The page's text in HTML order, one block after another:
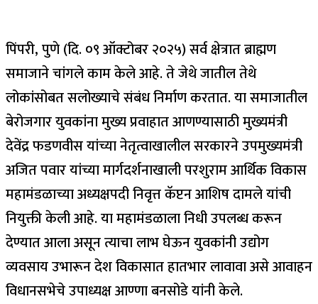
पिंपरी, पुणे (दि. ०९ ऑक्टोबर २०२५) सर्व क्षेत्रात ब्राह्मण
समाजाने चांगले काम केले आहे. ते जेथे जातील तेथे
लोकांसोबत सलोख्याचे संबंध निर्माण करतात. या समाजातील
बेरोजगार युवकांना मुख्य प्रवाहात आणण्यासाठी मुख्यमंत्री
देवेंद्र फडणवीस यांच्या नेतृत्वाखालील सरकारने उपमुख्यमंत्री
अजित पवार यांच्या मार्गदर्शनाखाली परशुराम आर्थिक विकास
महामंडळाच्या अध्यक्षपदी निवृत्त कॅप्टन आशिष दामले यांची
नियुक्ती केली आहे. या महामंडळाला निधी उपलब्ध करून
देण्यात आला असून त्याचा लाभ घेऊन युवकांनी उद्योग
व्यवसाय उभारून देश विकासात हातभार लावावा असे आवाहन
विधानसभेचे उपाध्यक्ष आण्णा बनसोडे यांनी केले.